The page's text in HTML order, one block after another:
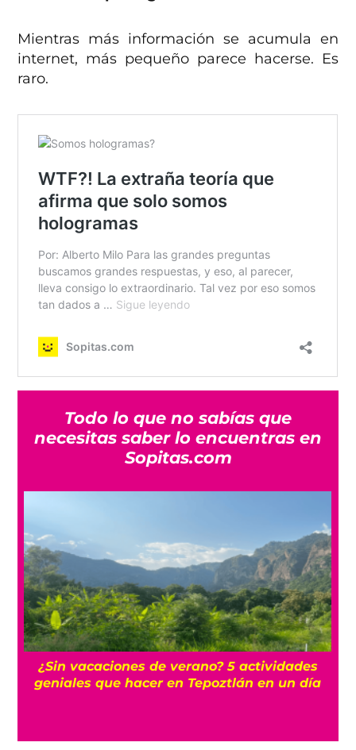
Mientras más información se acumula en
internet, más pequeño parece hacerse. Es
raro.
Todo lo que no sabías que
necesitas saber lo encuentras en
Sopitas.com
La historia oculta del barrio Romita, uno de
los más misteriosos de la CDMX